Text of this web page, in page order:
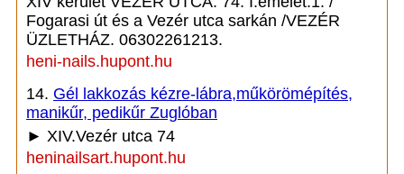
Fogarasi út és a Vezér utca sarkán /VEZÉR
ÜZLETHÁZ. 06302261213.
heni-nails.hupont.hu
14. Gél lakkozás kézre-lábra,műkörömépítés,
manikűr, pedikűr Zuglóban
► XIV.Vezér utca 74
heninailsart.hupont.hu